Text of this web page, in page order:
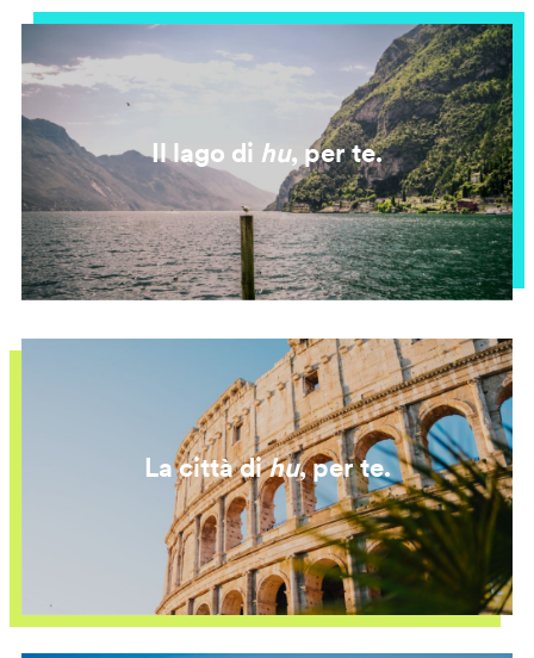
Il lago di hu, per te.
La città dihu, per te.